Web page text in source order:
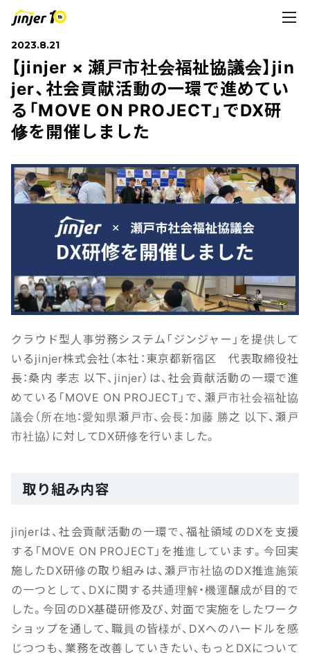
2023.8.21
【jinjer × 瀬戸市社会福祉協議会】jin
jer、社会貢献活動の一環で進めてい
る「MOVE ON PROJECT」でDX研
修を開催しました
クラウド型人事労務システム「ジンジャー」を提供して
いるjinjer株式会社（本社：東京都新宿区 代表取締役社
長：桑内 孝志 以下、jinjer）は、社会貢献活動の一環で進
めている「MOVE ON PROJECT」で、瀬戸市社会福祉協
議会（所在地：愛知県瀬戸市、会長：加藤 勝之 以下、瀬戸
市社協）に対してDX研修を行いました。
取り組み内容
jinjerは、社会貢献活動の一環で、福祉領域のDXを支援
する「MOVE ON PROJECT」を推進しています。今回実
施したDX研修の取り組みは、瀬戸市社協のDX推進施策
の一つとして、DXに関する共通理解・機運醸成が目的で
した。今回のDX基礎研修及び、対面で実施をしたワーク
ショップを通して、職員の皆様が、DXへのハードルを感
じつつも、業務を改善していきたい、もっとDXについて